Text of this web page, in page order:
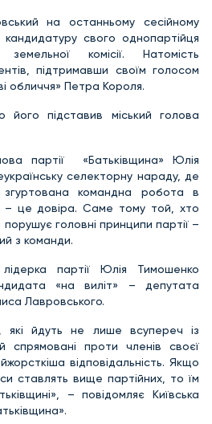
на останньому сесійному
кандидатуру свого однопартійця
комісії. Натомість
підтримавши своїм голосом
обличчя» Петра Короля.
підставив міський голова
партії «Батьківщина» Юлія
селекторну нараду, де
командна робота в
– це довіра. Саме тому той, хто
головні принципи партії –
з команди.
партії Юлія Тимошенко
«на виліт» – депутата
Лавровського.
які йдуть не лише всупереч із
спрямовані проти членів своєї
відповідальність. Якщо
ставлять вище партійних, то їм
– повідомляє Київська